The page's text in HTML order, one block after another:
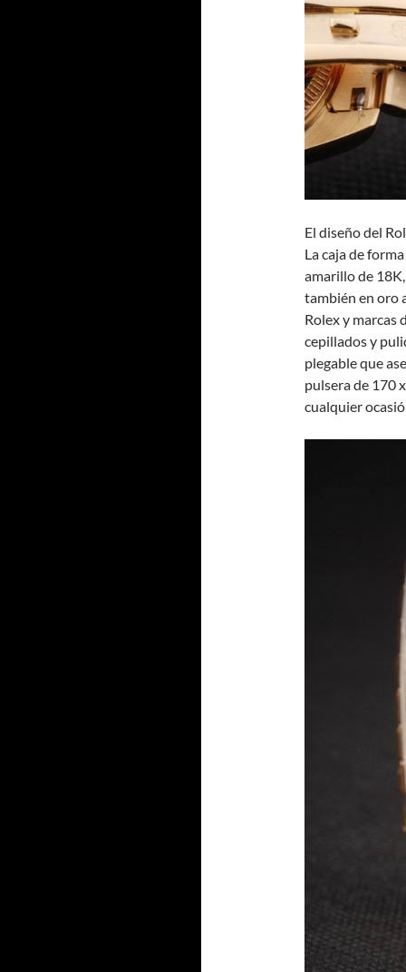
El diseño del
La caja de
amarillo de
también en oro
Rolex y marcas
cepillados y
plegable que
pulsera de 170
cualquier